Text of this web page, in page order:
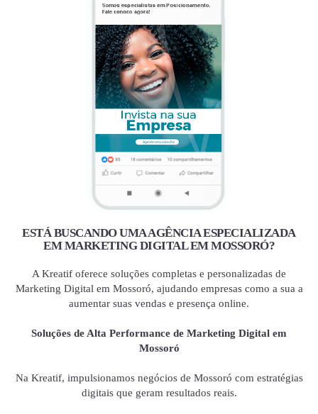
ESTÁ BUSCANDO UMA AGÊNCIA ESPECIALIZADA
EM MARKETING DIGITAL EM MOSSORÓ?
A Kreatif oferece soluções completas e personalizadas de
Marketing Digital em Mossoró, ajudando empresas como a sua a
aumentar suas vendas e presença online.
Soluções de Alta Performance de Marketing Digital em
Mossoró
Na Kreatif, impulsionamos negócios de Mossoró com estratégias
digitais que geram resultados reais.